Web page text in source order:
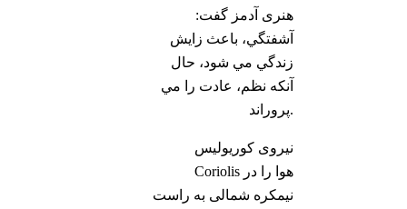
هنری آدمز گفت:
آشفتگي، باعث زايش
زندگي مي شود، حال
آنكه نظم، عادت را مي
پروراند.
نیروی کوریولیس
Coriolis
نیمکره شمالی به راست